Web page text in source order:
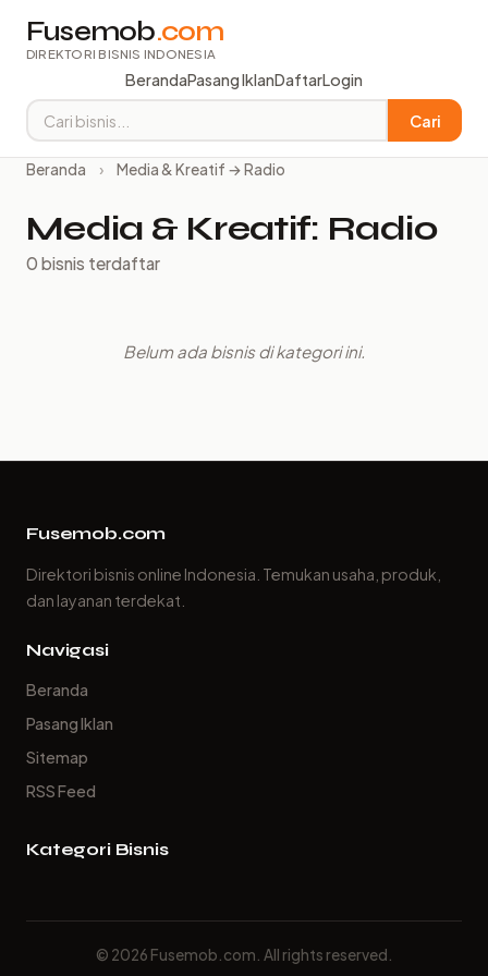
Fusemob.com
DIREKTORI BISNIS INDONESIA
BerandaPasang IklanDaftarLogin
Cari
Beranda › Media & Kreatif → Radio
Media & Kreatif: Radio
0 bisnis terdaftar
Belum ada bisnis di kategori ini.
Fusemob.com
Direktori bisnis online Indonesia. Temukan usaha, produk,
dan layanan terdekat.
Navigasi
Beranda
Pasang Iklan
Sitemap
RSS Feed
Kategori Bisnis
© 2026 Fusemob.com. All rights reserved.